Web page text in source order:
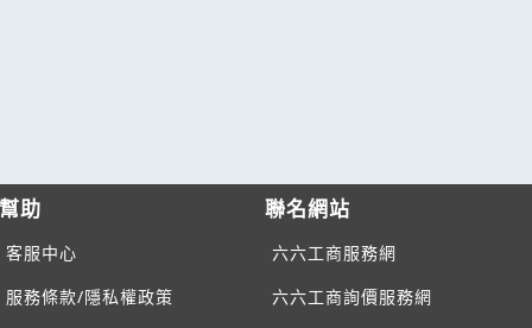
幫助
客服中心
服務條款/隱私權政策
聯名網站
六六工商服務網
六六工商詢價服務網